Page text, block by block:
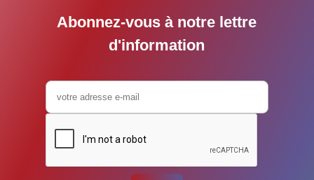
Abonnez-vous à notre lettre
d'information